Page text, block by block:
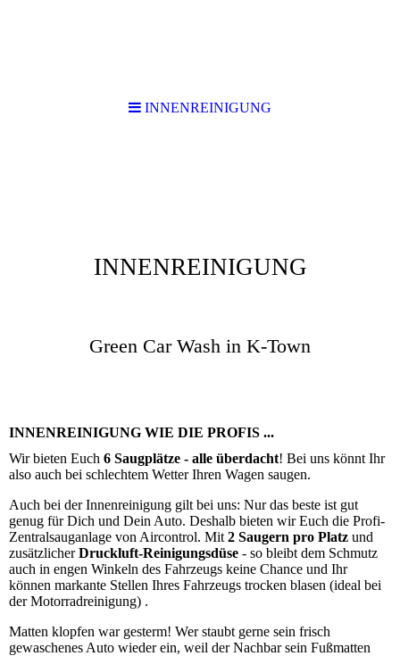
INNENREINIGUNG
Green Car Wash in K-Town
INNENREINIGUNG WIE DIE PROFIS ...
Wir bieten Euch 6 Saugplätze - alle überdacht! Bei uns könnt Ihr
also auch bei schlechtem Wetter Ihren Wagen saugen.
Auch bei der Innenreinigung gilt bei uns: Nur das beste ist gut
genug für Dich und Dein Auto. Deshalb bieten wir Euch die Profi-
Zentralsauganlage von Aircontrol. Mit 2 Saugern pro Platz und
zusätzlicherDruckluft-Reinigungsdüse - so bleibt dem Schmutz
auch in engen Winkeln des Fahrzeugs keine Chance und Ihr
können markante Stellen Ihres Fahrzeugs trocken blasen (ideal bei
der Motorradreinigung) .
Matten klopfen war gesterm! Wer staubt gerne sein frisch
gewaschenes Auto wieder ein, weil der Nachbar sein Fußmatten
INNENREINIGUNG